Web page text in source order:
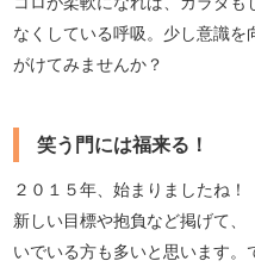
なくしている呼吸。少し意識
がけてみませんか？
笑う門には福来る！
２０１５年、始まりましたね
新しい目標や抱負など掲げて
いでいる方も多いと思います